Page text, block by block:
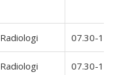
Radiologi 07.30-
Radiologi 07.30-